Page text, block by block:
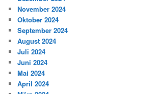
November 2024
Oktober 2024
September 2024
August 2024
Juli 2024
Juni 2024
Mai 2024
April 2024